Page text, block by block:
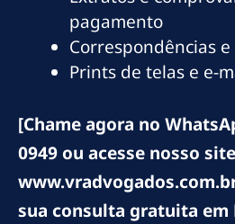
pagamento
Correspondências
Prints de telas e e-
[Chame agora no
0949 ou acesse nosso site
sua consulta gratuita